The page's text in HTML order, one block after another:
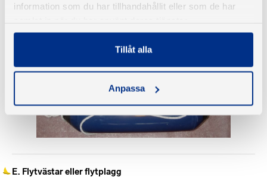
information som du har tillhandahållit eller som de har
Tillåt alla
Anpassa
Flytvästar eller flytplagg